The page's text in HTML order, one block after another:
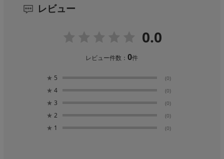
レビュー
0.0
レビュー件数：0件
★ 5 (0)
★ 4 (0)
★ 3 (0)
★ 2 (0)
★ 1 (0)